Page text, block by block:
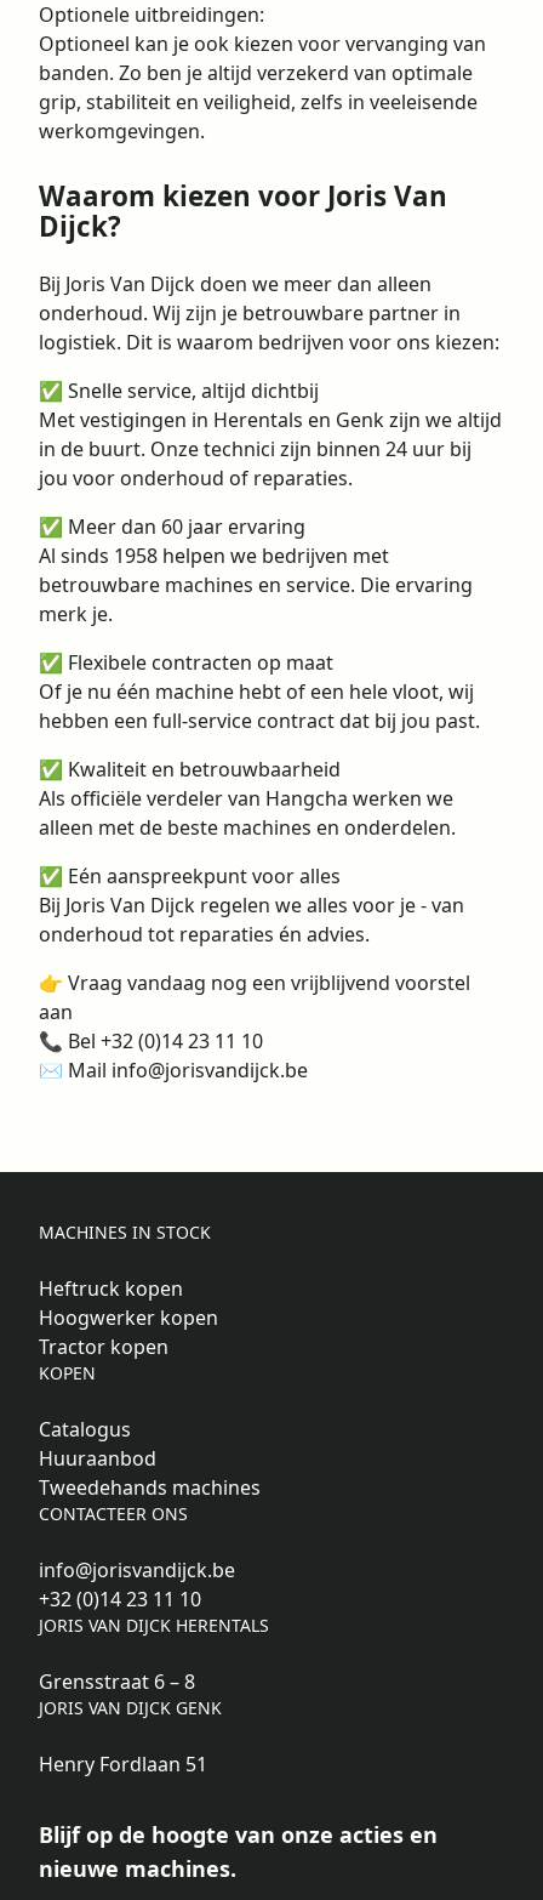
Optionele uitbreidingen:
Optioneel kan je ook kiezen voor vervanging van
banden. Zo ben je altijd verzekerd van optimale
grip, stabiliteit en veiligheid, zelfs in veeleisende
werkomgevingen.
Waarom kiezen voor Joris Van
Dijck?
Bij Joris Van Dijck doen we meer dan alleen
onderhoud. Wij zijn je betrouwbare partner in
logistiek. Dit is waarom bedrijven voor ons kiezen:
✅ Snelle service, altijd dichtbij
Met vestigingen in Herentals en Genk zijn we altijd
in de buurt. Onze technici zijn binnen 24 uur bij
jou voor onderhoud of reparaties.
✅ Meer dan 60 jaar ervaring
Al sinds 1958 helpen we bedrijven met
betrouwbare machines en service. Die ervaring
merk je.
✅ Flexibele contracten op maat
Of je nu één machine hebt of een hele vloot, wij
hebben een full-service contract dat bij jou past.
✅ Kwaliteit en betrouwbaarheid
Als officiële verdeler van Hangcha werken we
alleen met de beste machines en onderdelen.
✅ Eén aanspreekpunt voor alles
Bij Joris Van Dijck regelen we alles voor je - van
onderhoud tot reparaties én advies.
👉 Vraag vandaag nog een vrijblijvend voorstel
aan
📞 Bel +32 (0)14 23 11 10
✉ Mail info@jorisvandijck.be
MACHINES IN STOCK
Heftruck kopen
Hoogwerker kopen
Tractor kopen
KOPEN
Catalogus
Huuraanbod
Tweedehands machines
CONTACTEER ONS
info@jorisvandijck.be
+32 (0)14 23 11 10
JORIS VAN DIJCK HERENTALS
Grensstraat 6 – 8
JORIS VAN DIJCK GENK
Henry Fordlaan 51
Blijf op de hoogte van onze acties en
nieuwe machines.